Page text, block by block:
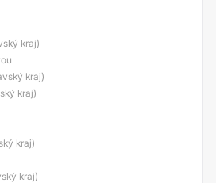
kraj)
kraj)
kraj)
kraj)
kraj)